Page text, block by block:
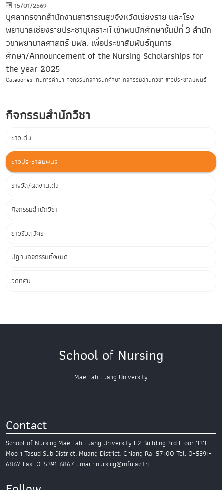
15/01/2569
บุคลากรจากสํานักงานสาธารณสุขจังหวัดเชียงราย และโรง
พยาบาลเชียงรายประชานุเคราะห์ เข้าพบนักศึกษาชั้นปีที่ 3 สำนัก
วิชาพยาบาลศาสตร์ มฟล. เพื่อประชาสัมพันธ์ทุนการ
ศึกษา/Announcement of the Nursing Scholarships for
the year 2025
Categories: ทุนการศึกษา กิจกรรมกิจการนักศึกษา กิจกรรมสำนักวิชา ข่าวประชาสัมพันธ์
กิจกรรมสำนักวิชา
ข่าวเด่น
ข่าวประชาสัมพันธ์
รางวัล/ผลงานเด่น
กิจกรรมสำนักวิชา
ข่าวรับสมัคร
ปฏิทินกิจกรรมทั้งหมด
วิดีทัศน์
School of Nursing
Mae Fah Luang University
Contact
School of Nursing Mae Fah Luang University E2 Building 3rd Floor 333
Moo 1 Tasud Sub District, Muang District, Chiang Rai 57100 Tel. 0-5391-
6867 Fax. 0-5391-6867 Email: nursing@mfu.ac.th